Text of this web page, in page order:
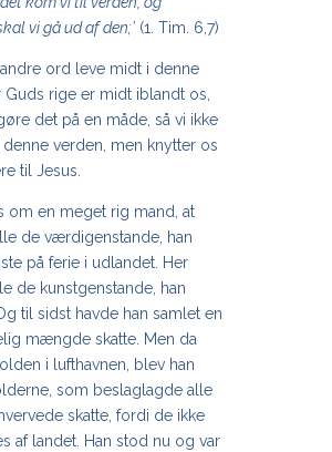
vi gå ud af den;’ (1. Tim. 6,7)
ord leve midt i denne
Guds rige er midt iblandt os,
det på en måde, så vi ikke
verden, men knytter os
til Jesus.
om en meget rig mand, at
de værdigenstande, han
på ferie i udlandet. Her
de kunstgenstande, han
til sidst havde han samlet en
mængde skatte. Men da
i lufthavnen, blev han
som beslaglagde alle
skatte, fordi de ikke
af landet. Han stod nu og var